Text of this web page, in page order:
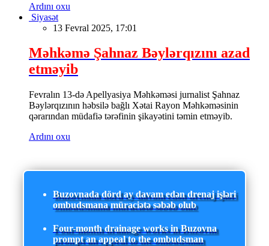
Ardını oxu
Siyasət
13 Fevral 2025, 17:01
Məhkəmə Şahnaz Bəylərqızını azad
etməyib
Fevralın 13-də Apellyasiya Məhkəməsi jurnalist Şahnaz
Bəylərqızının həbsilə bağlı Xətai Rayon Məhkəməsinin
qərarından müdafiə tərəfinin şikayətini təmin etməyib.
Ardını oxu
Buzovnada dörd ay davam edən drenaj işləri
ombudsmana müraciətə səbəb olub
Four-month drainage works in Buzovna
prompt an appeal to the ombudsman